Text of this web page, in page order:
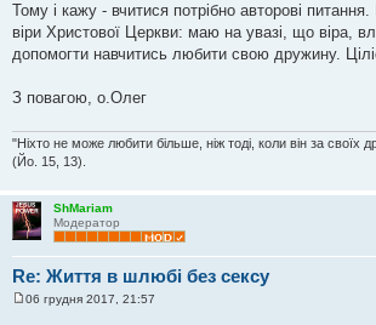
Тому і кажу - вчитися потрібно авторові
віри Христової Церкви: маю на увазі, що віра,
допомогти навчитись любити свою дружину.
З повагою, о.Олег
"Ніхто не може любити більше, ніж тоді, коли він за своїх
(Йо. 15, 13).
ShMariam
Модератор
Re: Життя в шлюбі без сексу
06 грудня 2017, 21:57